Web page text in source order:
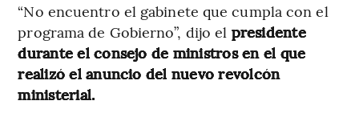
“No encuentro el gabinete que cumpla con el
programa de Gobierno”, dijo el presidente
durante el consejo de ministros en el que
realizó el anuncio del nuevo revolcón
ministerial.